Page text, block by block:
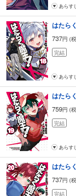
あらす
はたら
737円 (
完結
あらす
はたら
759円 (
完結
あらす
はたら
737円 (
完結